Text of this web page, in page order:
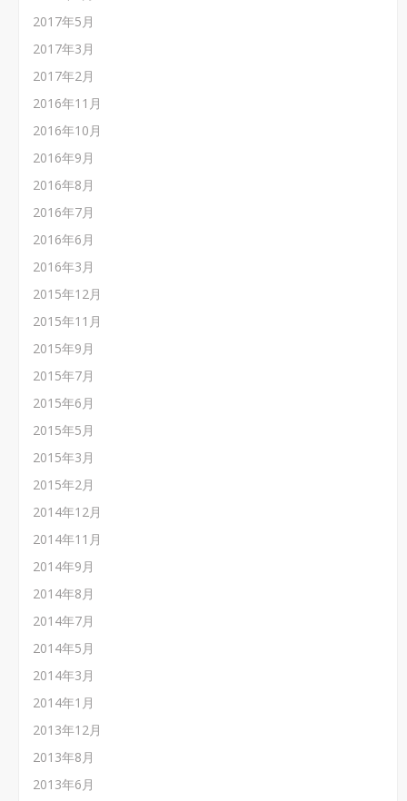
2017年5月
2017年3月
2017年2月
2016年11月
2016年10月
2016年9月
2016年8月
2016年7月
2016年6月
2016年3月
2015年12月
2015年11月
2015年9月
2015年7月
2015年6月
2015年5月
2015年3月
2015年2月
2014年12月
2014年11月
2014年9月
2014年8月
2014年7月
2014年5月
2014年3月
2014年1月
2013年12月
2013年8月
2013年6月